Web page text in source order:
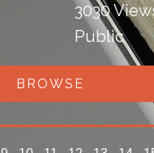
3030
Public
BROWSE